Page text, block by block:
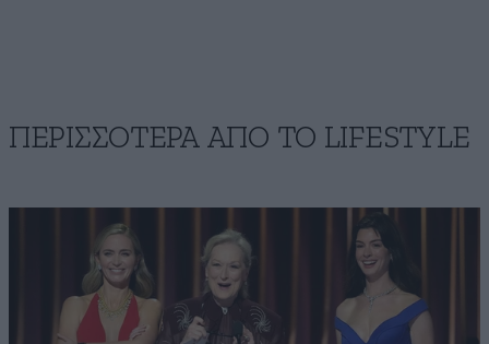
ΠΕΡΙΣΣΟΤΕΡΑ ΑΠΟ ΤΟ LIFESTYLE